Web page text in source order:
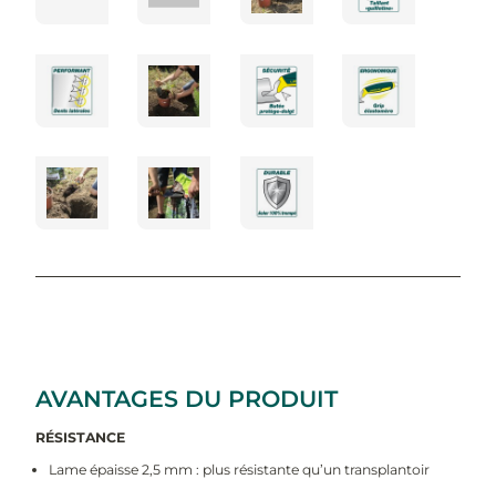
AVANTAGES DU PRODUIT
RÉSISTANCE
Lame épaisse 2,5 mm : plus résistante qu’un transplantoir